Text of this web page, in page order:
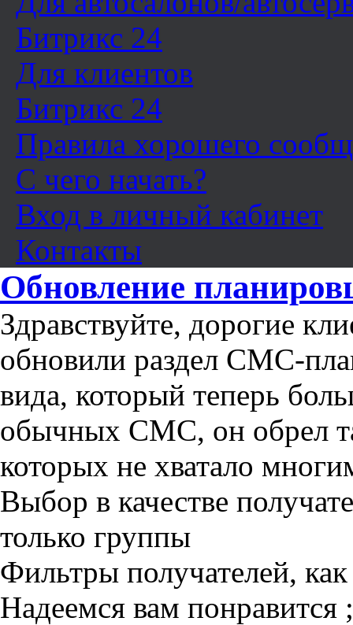
Битрикс 24
Для клиентов
Битрикс 24
Правила хорошего
С чего начать?
Вход в личный кабинет
Контакты
Обновление
Здравствуйте, дорогие
обновили раздел СМС-
вида, который теперь
обычных СМС, он обрел
которых не хватало
Выбор в качестве
только группы
Фильтры получателей,
Надеемся вам понравится